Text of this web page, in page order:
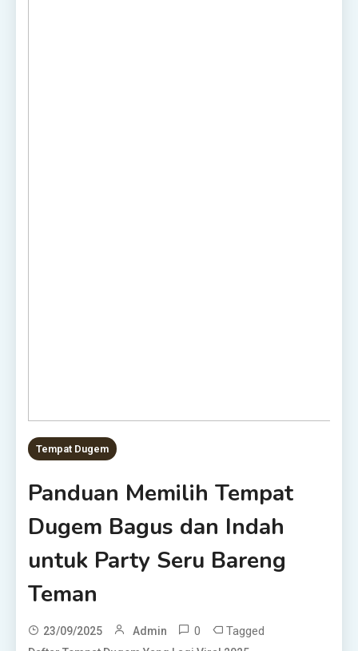
Tempat Dugem
Panduan Memilih Tempat
Dugem Bagus dan Indah
untuk Party Seru Bareng
Teman
23/09/2025 Admin 0 Tagged